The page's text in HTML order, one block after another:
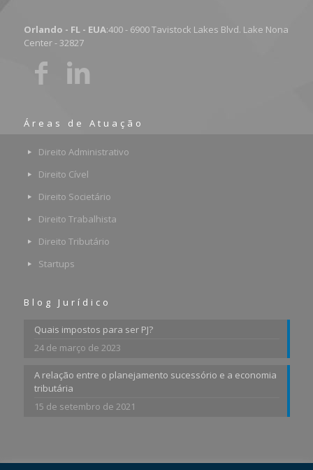
Orlando - FL - EUA:400 - 6900 Tavistock Lakes Blvd. Lake Nona
Center - 32827
Áreas de Atuação
Direito Administrativo
Direito Cível
Direito Societário
Direito Trabalhista
Direito Tributário
Startups
Blog Jurídico
Quais impostos para ser PJ?
24 de março de 2023
A relação entre o planejamento sucessório e a economia
tributária
15 de setembro de 2021